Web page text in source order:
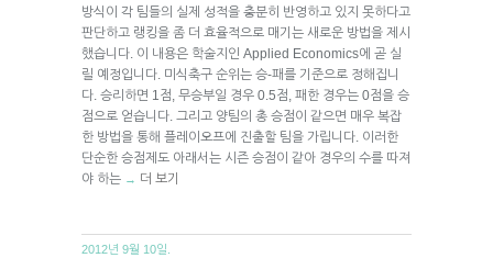
방식이 각 팀들의 실제 성적을 충분히 반영하고 있지 못하다고
판단하고 랭킹을 좀 더 효율적으로 매기는 새로운 방법을 제시
했습니다. 이 내용은 학술지인 Applied Economics에 곧 실
릴 예정입니다. 미식축구 순위는 승-패를 기준으로 정해집니
다. 승리하면 1점, 무승부일 경우 0.5점, 패한 경우는 0점을 승
점으로 얻습니다. 그리고 양팀의 총 승점이 같으면 매우 복잡
한 방법을 통해 플레이오프에 진출할 팀을 가립니다. 이러한
단순한 승점제도 아래서는 시즌 승점이 같아 경우의 수를 따져
야 하는 → 더 보기
2012년 9월 10일.